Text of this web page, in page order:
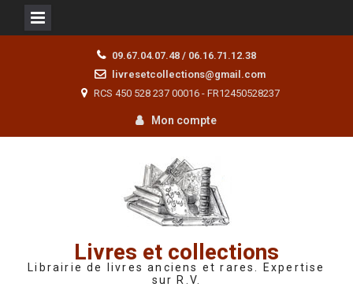
09.67.04.07.48 / 06.16.71.12.38
livresetcollections@gmail.com
RCS 450 528 237 00016 - FR12450528237
Mon compte
Livres et collections
Librairie de livres anciens et rares. Expertise
sur R.V.